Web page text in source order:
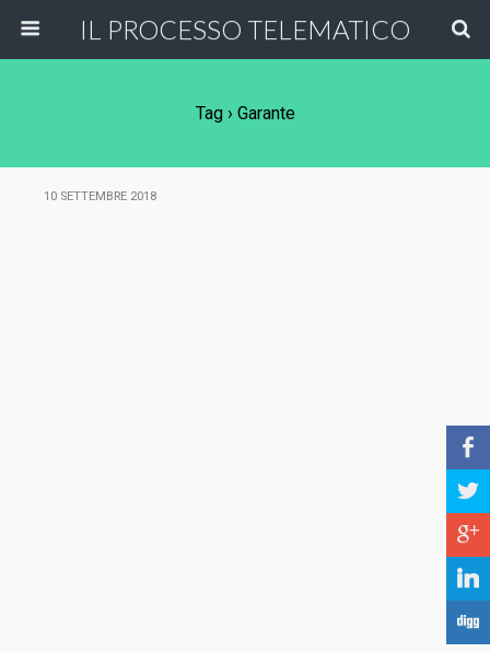
IL PROCESSO TELEMATICO
Tag › Garante
10 SETTEMBRE 2018
b
a
c
j
F